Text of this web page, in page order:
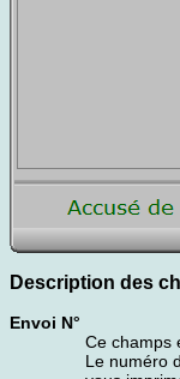
Description des
Envoi N°
Ce champs
Le numéro